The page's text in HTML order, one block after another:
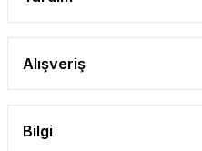
Alışveriş
Bilgi